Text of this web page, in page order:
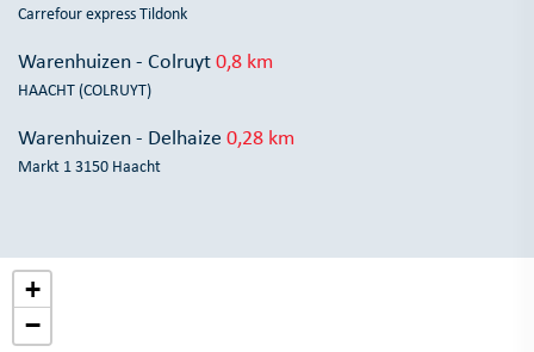
Carrefour express Tildonk
Warenhuizen - Colruyt0,8 km
HAACHT (COLRUYT)
Warenhuizen - Delhaize 0,28 km
Markt 1 3150 Haacht
+
−